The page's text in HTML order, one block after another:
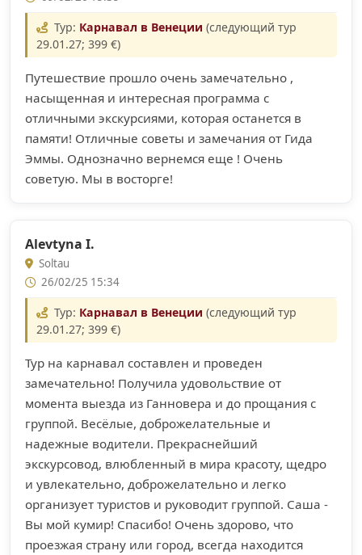
Тур: Карнавал в Венеции (следующий тур
29.01.27; 399 €)
Путешествие прошло очень замечательно ,
насыщенная и интересная программа с
отличными экскурсиями, которая останется в
памяти! Отличные советы и замечания от Гида
Эммы. Однозначно вернемся еще ! Очень
советую. Мы в восторге!
Alevtyna I.
Soltau
26/02/25 15:34
Тур: Карнавал в Венеции (следующий тур
29.01.27; 399 €)
Тур на карнавал составлен и проведен
замечательно! Получила удовольствие от
момента выезда из Ганновера и до прощания с
группой. Весёлые, доброжелательные и
надежные водители. Прекраснейший
экскурсовод, влюбленный в мира красоту, щедро
и увлекательно, доброжелательно и легко
организует туристов и руководит группой. Саша -
Вы мой кумир! Спасибо! Очень здорово, что
проезжая страну или город, всегда находится